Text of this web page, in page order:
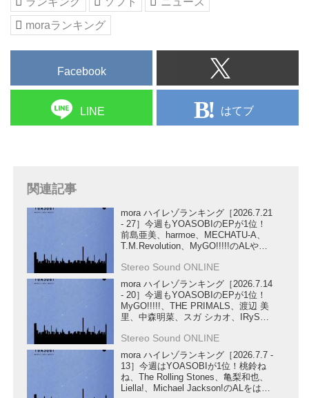
moraランキング
Facebook
LINE はてブ
関連記事
mora ハイレゾランキング［2026.7.21
- 27］今週もYOASOBIのEPが1位！
前島亜美、harmoe、MECHATU-A、
T.M.Revolution、MyGO!!!!!のALや、
SG、ハコニワリリィの楽曲もランク
Stereo Sound ONLINE
mora ハイレゾランキング［2026.7.14
- 20］今週もYOASOBIのEPが1位！
MyGO!!!!!、THE PRIMALS、渡辺 美
里、中森明菜、スガ シカオ、IRySの
Official髭男dismのライブ音源、
A.B.C-ZのEPまで幅広い作品がランク
イン！
Stereo Sound ONLINE
mora ハイレゾランキング［2026.7.7 -
13］今週はYOASOBIが1位！桃鈴ね
ね、The Rolling Stones、亀梨和也、
Liella!、Michael Jackson!のALをはじ